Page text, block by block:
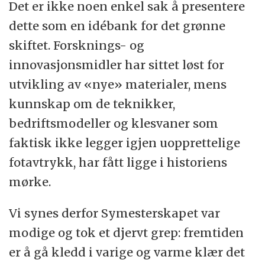
Det er ikke noen enkel sak å presentere
dette som en idébank for det grønne
skiftet. Forsknings- og
innovasjonsmidler har sittet løst for
utvikling av «nye» materialer, mens
kunnskap om de teknikker,
bedriftsmodeller og klesvaner som
faktisk ikke legger igjen uopprettelige
fotavtrykk, har fått ligge i historiens
mørke.
Vi synes derfor Symesterskapet var
modige og tok et djervt grep: fremtiden
er å gå kledd i varige og varme klær det